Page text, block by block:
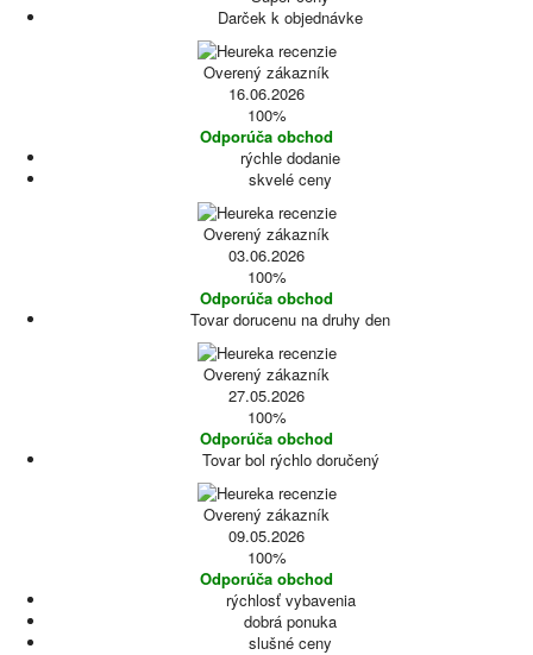
Darček k objednávke
Overený zákazník
16.06.2026
100%
Odporúča obchod
rýchle dodanie
skvelé ceny
Overený zákazník
03.06.2026
100%
Odporúča obchod
Tovar dorucenu na druhy den
Overený zákazník
27.05.2026
100%
Odporúča obchod
Tovar bol rýchlo doručený
Overený zákazník
09.05.2026
100%
Odporúča obchod
rýchlosť vybavenia
dobrá ponuka
slušné ceny